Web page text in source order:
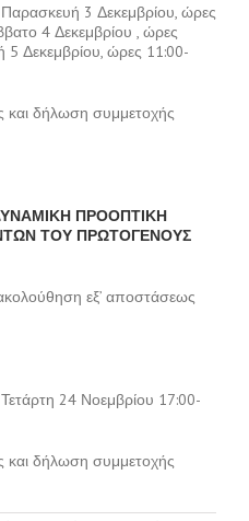
3 Δεκεμβρίου, ώρες
4 Δεκεμβρίου , ώρες
5 Δεκεμβρίου, ώρες 11:00-
και δήλωση συμμετοχής
ΠΡΟΟΠΤΙΚΗ
ΤΟΥ ΠΡΩΤΟΓΕΝΟΥΣ
εξ’ αποστάσεως
24 Νοεμβρίου 17:00-
και δήλωση συμμετοχής